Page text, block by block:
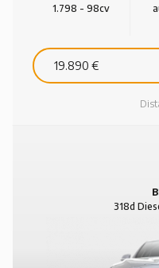
1.798 - 98cv
19.890 €
318d